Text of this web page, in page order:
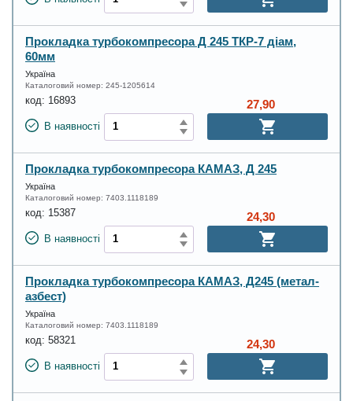
Прокладка турбокомпресора Д 245 ТКР-7 діам,
60мм
Україна
Каталоговий номер: 245-1205614
код: 16893
В наявності
27,90
Прокладка турбокомпресора КАМАЗ, Д 245
Україна
Каталоговий номер: 7403.1118189
код: 15387
В наявності
24,30
Прокладка турбокомпресора КАМАЗ, Д245 (метал-
азбест)
Україна
Каталоговий номер: 7403.1118189
код: 58321
В наявності
24,30